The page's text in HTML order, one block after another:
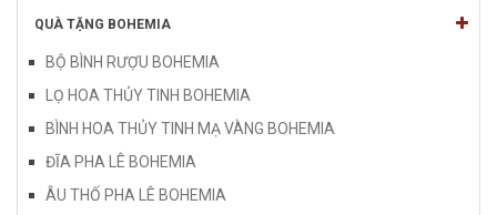
QUÀ TẶNG BOHEMIA
BỘ BÌNH RƯỢU BOHEMIA
LỌ HOA THỦY TINH BOHEMIA
BÌNH HOA THỦY TINH MẠ VÀNG BOHEMIA
ĐĨA PHA LÊ BOHEMIA
ÂU THỐ PHA LÊ BOHEMIA